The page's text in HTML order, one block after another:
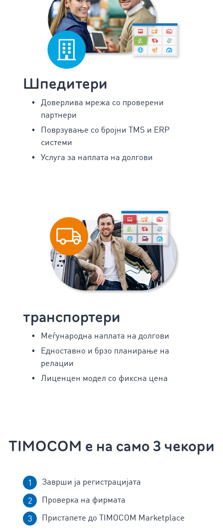
Шпедитери
Доверлива мрежа со проверени
партнери
Поврзување со бројни TMS и ERP
системи
Услуга за наплата на долгови
транспортери
Меѓународна наплата на долгови
Едноставно и брзо планирање на
релации
Лиценцен модел со фиксна цена
TIMOCOM е на само 3 чекори
Заврши ја регистрацијата
Проверка на фирмата
Пристапете до TIMOCOM Marketplace